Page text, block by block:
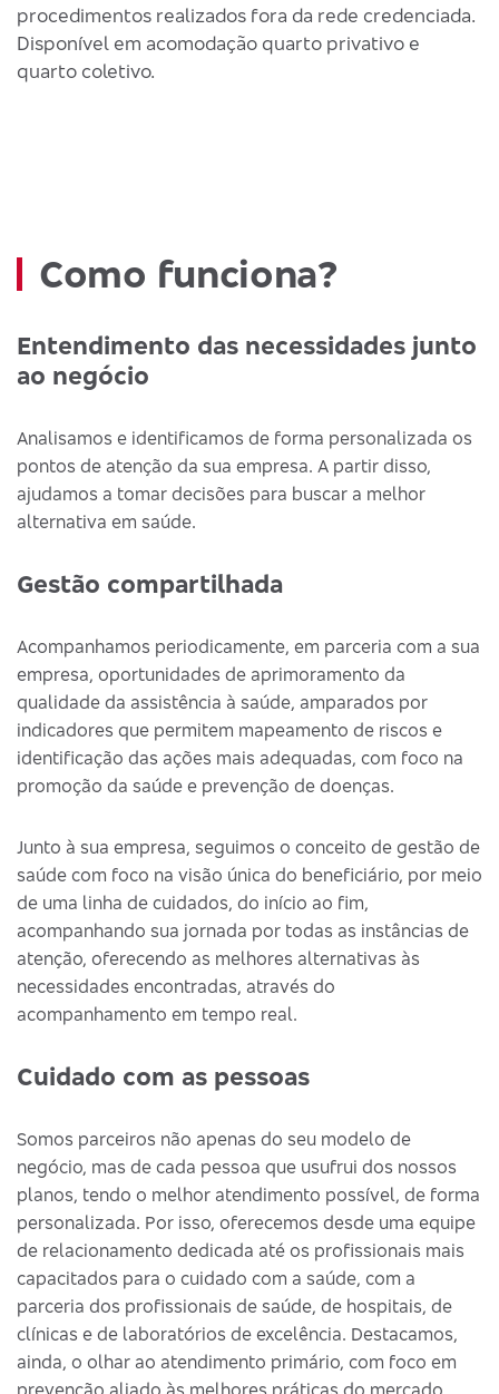
procedimentos realizados fora da rede credenciada.
Disponível em acomodação quarto privativo e
quarto coletivo.
Como funciona?
Entendimento das necessidades junto
ao negócio
Analisamos e identificamos de forma personalizada os
pontos de atenção da sua empresa. A partir disso,
ajudamos a tomar decisões para buscar a melhor
alternativa em saúde.
Gestão compartilhada
Acompanhamos periodicamente, em parceria com a sua
empresa, oportunidades de aprimoramento da
qualidade da assistência à saúde, amparados por
indicadores que permitem mapeamento de riscos e
identificação das ações mais adequadas, com foco na
promoção da saúde e prevenção de doenças.
Junto à sua empresa, seguimos o conceito de gestão de
saúde com foco na visão única do beneficiário, por meio
de uma linha de cuidados, do início ao fim,
acompanhando sua jornada por todas as instâncias de
atenção, oferecendo as melhores alternativas às
necessidades encontradas, através do
acompanhamento em tempo real.
Cuidado com as pessoas
Somos parceiros não apenas do seu modelo de
negócio, mas de cada pessoa que usufrui dos nossos
planos, tendo o melhor atendimento possível, de forma
personalizada. Por isso, oferecemos desde uma equipe
de relacionamento dedicada até os profissionais mais
capacitados para o cuidado com a saúde, com a
parceria dos profissionais de saúde, de hospitais, de
clínicas e de laboratórios de excelência. Destacamos,
ainda, o olhar ao atendimento primário, com foco em
prevenção aliado às melhores práticas do mercado.